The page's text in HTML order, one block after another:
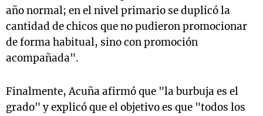
año normal; en el nivel primario se duplicó la
cantidad de chicos que no pudieron promocionar
de forma habitual, sino con promoción
acompañada".
Finalmente, Acuña afirmó que "la burbuja es el
grado" y explicó que el objetivo es que "todos los